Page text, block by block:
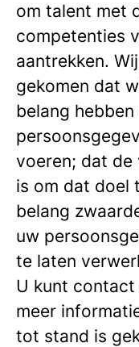
om talent met
competenties
aantrekken.
gekomen dat
belang
voeren; dat de
is om dat doel
belang
uw
te laten
U kunt
meer
tot stand is